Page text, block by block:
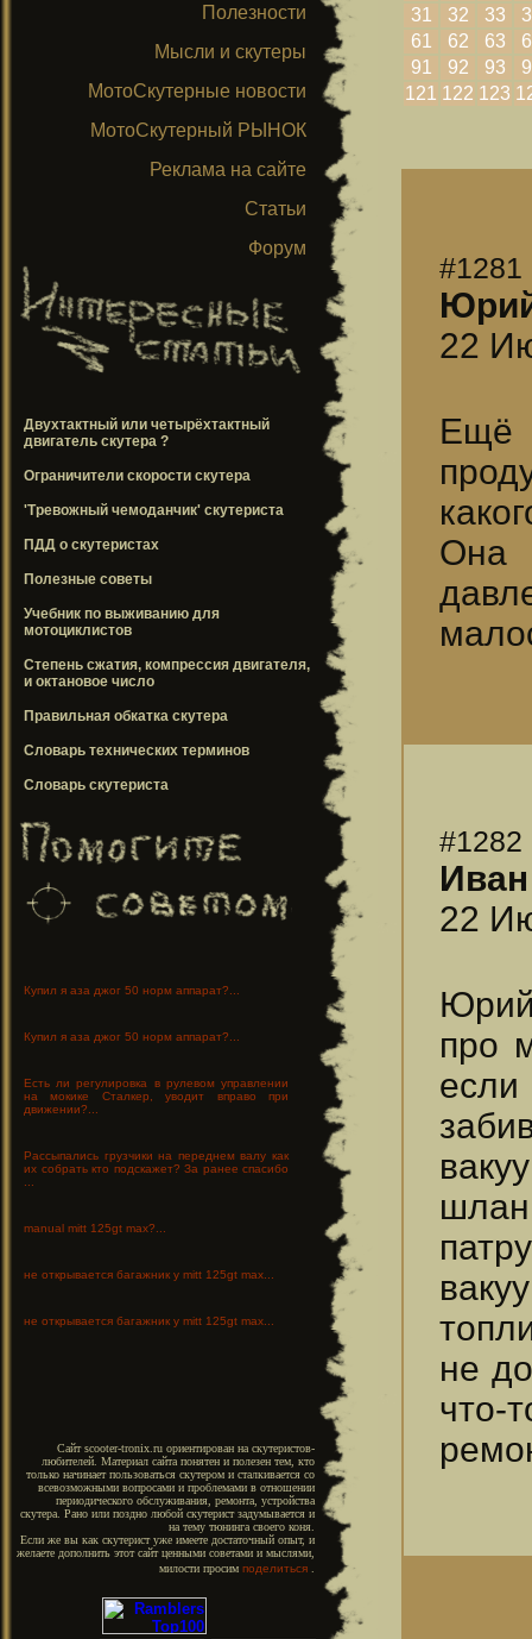
Полезности
Мысли и скутеры
МотоСкутерные новости
МотоСкутерный РЫНОК
Реклама на сайте
Статьи
Форум
Двухтактный или четырёхтактный
двигатель скутера ?
Ограничители скорости скутера
'Тревожный чемоданчик' скутериста
ПДД о скутеристах
Полезные советы
Учебник по выживанию для
мотоциклистов
Степень сжатия, компрессия двигателя,
и октановое число
Правильная обкатка скутера
Словарь технических терминов
Словарь скутериста
Купил я аза джог 50 норм аппарат?...
Купил я аза джог 50 норм аппарат?...
Есть ли регулировка в рулевом управлении
на мокике Сталкер, уводит вправо при
движении?...
Рассыпались грузчики на переднем валу как
их собрать кто подскажет? За ранее спасибо
...
manual mitt 125gt max?...
не открывается багажник у mitt 125gt max...
не открывается багажник у mitt 125gt max...
Сайт scooter-tronix.ru ориентирован на скутеристов-
любителей. Материал сайта понятен и полезен тем, кто
только начинает пользоваться скутером и сталкивается со
всевозможными вопросами и проблемами в отношении
периодического обслуживания, ремонта, устройства
скутера. Рано или поздно любой скутерист задумывается и
на тему тюнинга своего коня.
Если же вы как скутерист уже имеете достаточный опыт, и
желаете дополнить этот сайт ценными советами и мыслями,
милости просим поделиться .
31
32 33
61
62 63
91
92 93
121 122 123
#1281
22
Ещё
Она
#1282
22
про
не
что-